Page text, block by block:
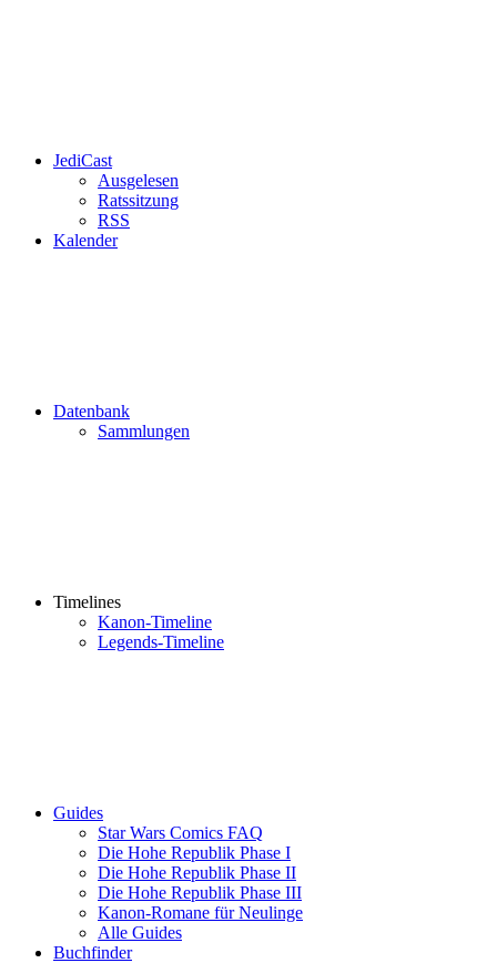
JediCast
Ausgelesen
Ratssitzung
RSS
Kalender
Datenbank
Sammlungen
Timelines
Kanon-Timeline
Legends-Timeline
Guides
Star Wars Comics FAQ
Die Hohe Republik Phase I
Die Hohe Republik Phase II
Die Hohe Republik Phase III
Kanon-Romane für Neulinge
Alle Guides
Buchfinder